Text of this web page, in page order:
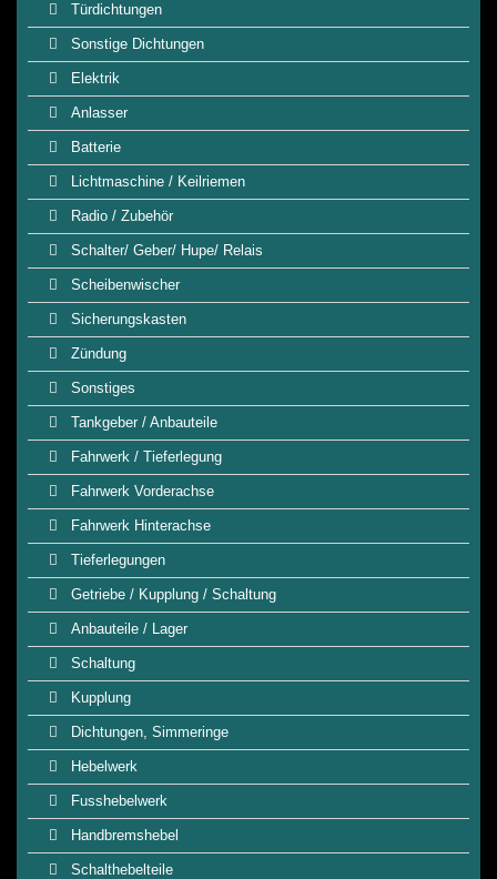
Türdichtungen
Sonstige Dichtungen
Elektrik
Anlasser
Batterie
Lichtmaschine / Keilriemen
Radio / Zubehör
Schalter/ Geber/ Hupe/ Relais
Scheibenwischer
Sicherungskasten
Zündung
Sonstiges
Tankgeber / Anbauteile
Fahrwerk / Tieferlegung
Fahrwerk Vorderachse
Fahrwerk Hinterachse
Tieferlegungen
Getriebe / Kupplung / Schaltung
Anbauteile / Lager
Schaltung
Kupplung
Dichtungen, Simmeringe
Hebelwerk
Fusshebelwerk
Handbremshebel
Schalthebelteile